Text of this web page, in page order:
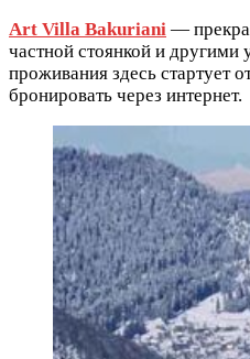
Art Villa Bakuriani —
частной стоянкой и другими
проживания здесь стартует
бронировать через интернет.